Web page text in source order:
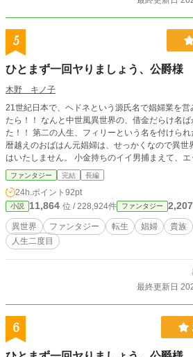
5
ひとまず一回ヤりましょう、公爵様
木野 キノ子
21世紀日本で、ヘドネという源氏名で娼婦業を
たら！！ なんと中世風異世界の、借金だらけ名
た！！ 第二の人生、フィリーという名を付けられた、実年齢16歳、精神年齢還
暦越えのおばはん元娼婦は、せっかくなので異
はいたしません。 小金持ちのイイ男捕まえて、
ぞ～…と思っていたら！！ なぜか「救国の英雄」と呼ばれる公爵様に見初めら
れ、求婚される…。 ハッキリ言って、イ・ヤ・だ！！ なんでかって？ だって嫉
妬に狂った女どもが、わんさか湧いてくるんだも
ざ、前世だけで十分だっての。 とは言え、この公爵様…顔と体が私・フィリー
の好みとドンピシャ！！ 一体どうしたら、いいの～。 一人で勝手にど
い悩みを抱える、フィリーの運命やいかに…。 前回はようやっと、ダイヤのい
ざこざに決着が…。 しかしそれによる波紋は、やはり大
すますお騒がせなフィリーの周り。 お久しぶり
ファンタジー 完結 長編
24h.ポイント 92pt
小説 11,864 位 / 228,924件 ファンタジー 2,207
異世界 ファンタジー 転生 娼婦 貴族
人生二度目
最終更新日
6